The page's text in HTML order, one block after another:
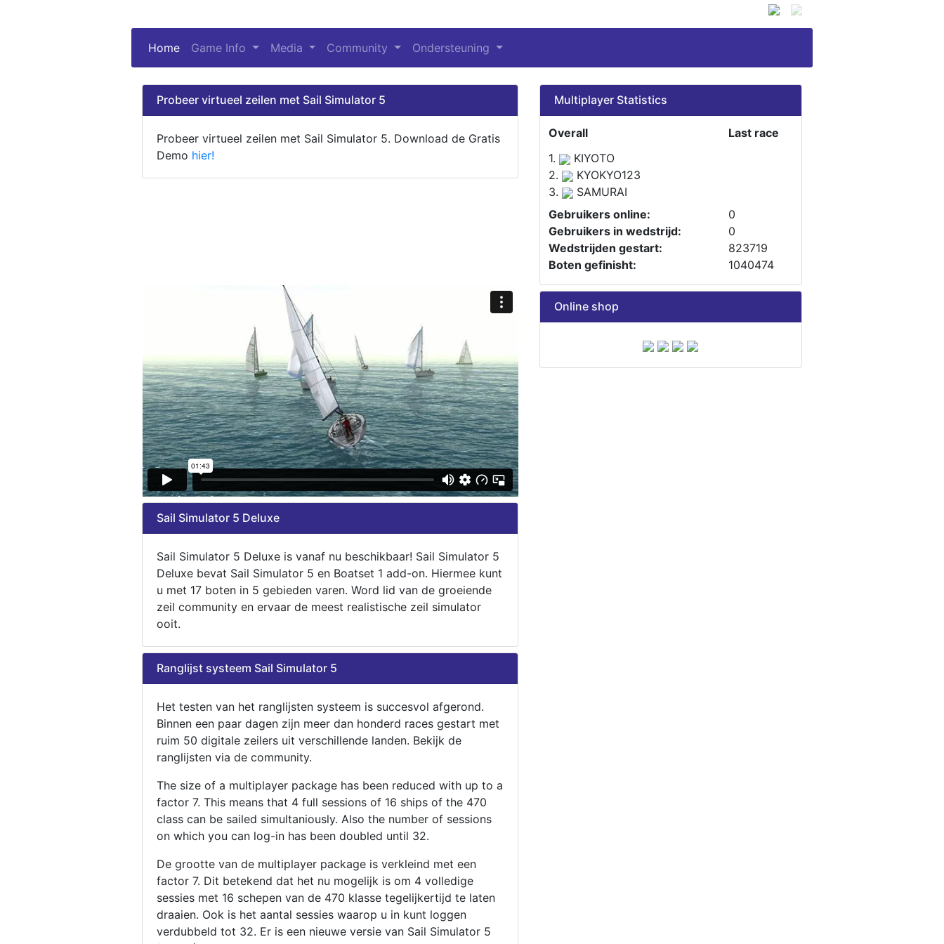
Home (current)
Game Info Media Community Ondersteuning
Probeer virtueel zeilen met Sail Simulator 5
Probeer virtueel zeilen met Sail Simulator 5. Download de Gratis
Demo hier!
Multiplayer Statistics
Overall
Last race
1.
KIYOTO
2.
KYOKYO123
3.
SAMURAI
Gebruikers online:
0
Gebruikers in wedstrijd:
0
Wedstrijden gestart:
823719
Boten gefinisht:
1040474
Sail Simulator 5 Deluxe
Sail Simulator 5 Deluxe is vanaf nu beschikbaar! Sail Simulator 5
Deluxe bevat Sail Simulator 5 en Boatset 1 add-on. Hiermee kunt
u met 17 boten in 5 gebieden varen. Word lid van de groeiende
zeil community en ervaar de meest realistische zeil simulator
ooit.
Ranglijst systeem Sail Simulator 5
Het testen van het ranglijsten systeem is succesvol afgerond.
Binnen een paar dagen zijn meer dan honderd races gestart met
ruim 50 digitale zeilers uit verschillende landen. Bekijk de
ranglijsten via de community.
The size of a multiplayer package has been reduced with up to a
factor 7. This means that 4 full sessions of 16 ships of the 470
class can be sailed simultaniously. Also the number of sessions
on which you can log-in has been doubled until 32.
De grootte van de multiplayer package is verkleind met een
factor 7. Dit betekend dat het nu mogelijk is om 4 volledige
sessies met 16 schepen van de 470 klasse tegelijkertijd te laten
draaien. Ook is het aantal sessies waarop u in kunt loggen
verdubbeld tot 32. Er is een nieuwe versie van Sail Simulator 5
Online shop